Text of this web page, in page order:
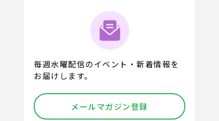
毎週水曜配信のイベント・新着情報を
お届けします。
メールマガジン登録